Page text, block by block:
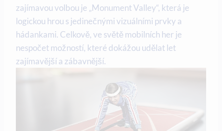
zajímavou volbou je „Monument Valley“, která je
logickou hrou s jedinečnými vizuálními prvky a
hádankami. Celkově, ve světě mobilních her je
nespočet možností, které dokážou udělat let
zajímavější a zábavnější.